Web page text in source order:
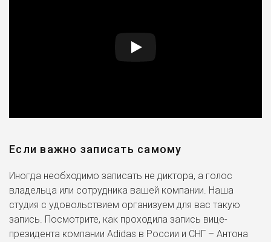
Если важно записать самому
Иногда необходимо записать не диктора, а голос
владельца или сотрудника вашей компании. Наша
студия с удовольствием организуем для вас такую
запись. Посмотрите, как проходила запись вице-
президента компании Adidas в России и СНГ – Антона